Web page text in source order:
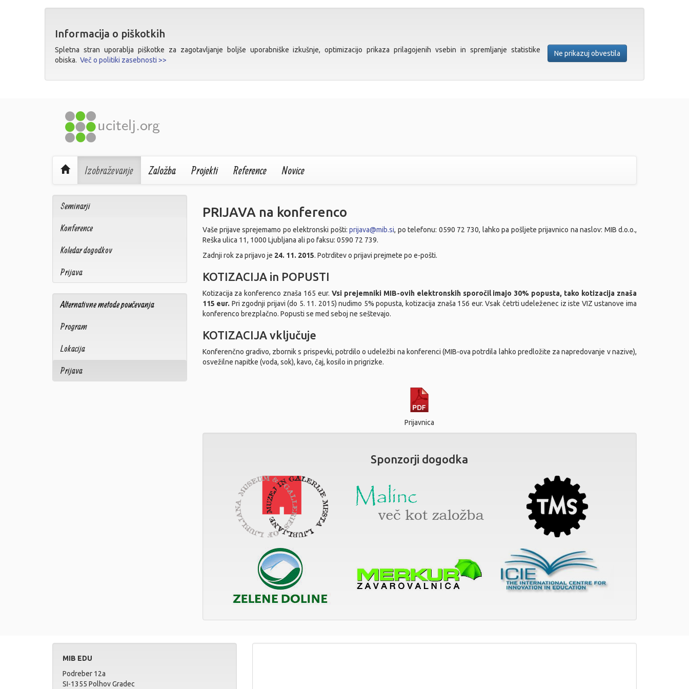
Informacija o piškotkih
Ne prikazuj obvestila
Spletna stran uporablja piškotke za zagotavljanje boljše uporabniške izkušnje, optimizacijo prikaza prilagojenih vsebin in spremljanje statistike
obiska. Več o politiki zasebnosti >>
Izobraževanje Založba Projekti Reference Novice
Seminarji
Konference
Koledar dogodkov
Prijava
Alternativne metode poučevanja
Program
Lokacija
Prijava
PRIJAVA na konferenco
Vaše prijave sprejemamo po elektronski pošti:prijava@mib.si, po telefonu: 0590 72 730, lahko pa pošljete prijavnico na naslov: MIB d.o.o.,
Reška ulica 11, 1000 Ljubljana ali po faksu: 0590 72 739.
Zadnji rok za prijavo je 24. 11. 2015. Potrditev o prijavi prejmete po e-pošti.
KOTIZACIJA in POPUSTI
Kotizacija za konferenco znaša 165 eur. Vsi prejemniki MIB-ovih elektronskih sporočil imajo 30% popusta, tako kotizacija znaša
115 eur. Pri zgodnji prijavi (do 5. 11. 2015) nudimo 5% popusta, kotizacija znaša 156 eur. Vsak četrti udeleženec iz iste VIZ ustanove ima
konferenco brezplačno. Popusti se med seboj ne seštevajo.
KOTIZACIJA vključuje
Konferenčno gradivo, zbornik s prispevki, potrdilo o udeležbi na konferenci (MIB-ova potrdila lahko predložite za napredovanje v nazive),
osvežilne napitke (voda, sok), kavo, čaj, kosilo in prigrizke.
Prijavnica
Sponzorji dogodka
MIB EDU
Podreber 12a
SI-1355 Polhov Gradec